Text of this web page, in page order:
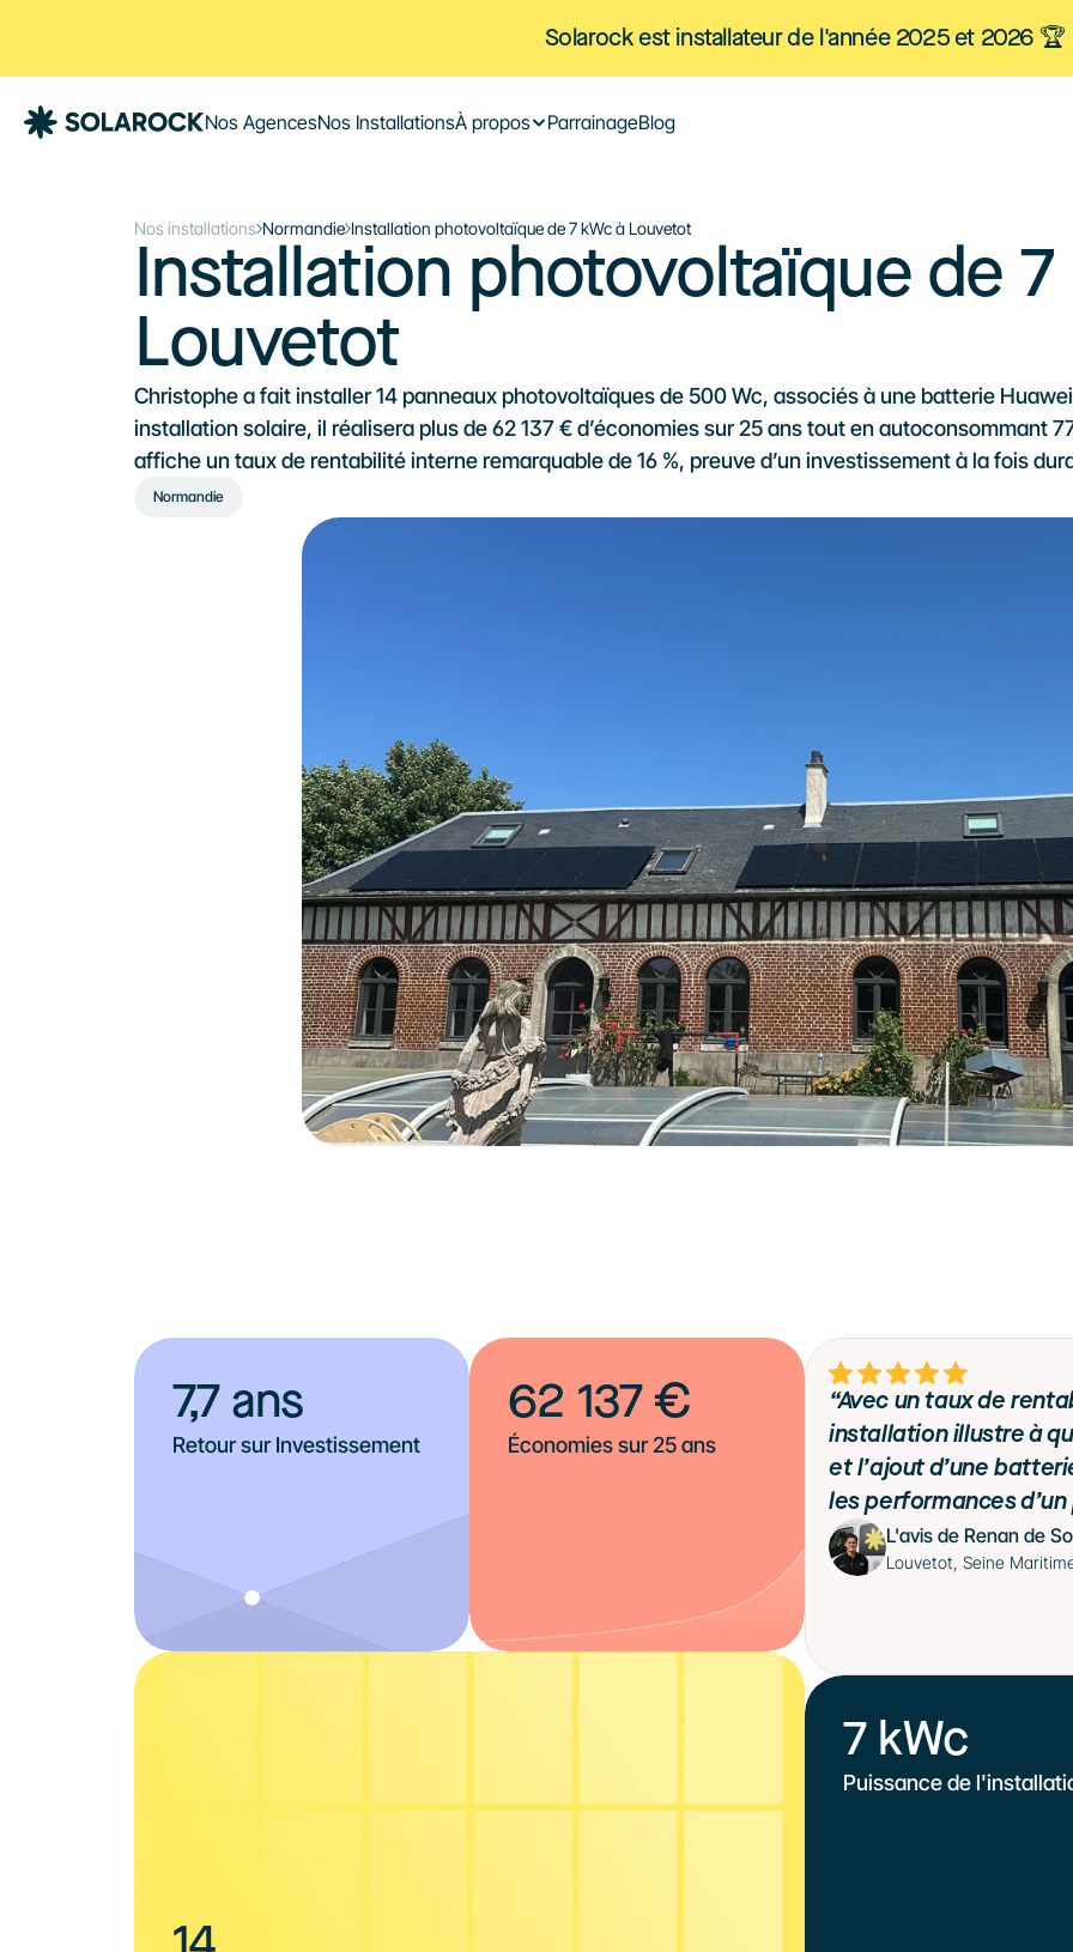
Solarock est installateur de l'année 2025 et 2026 🏆
Nos AgencesNos InstallationsÀ propos ParrainageBlog
Nos installations Normandie Installation photovoltaïque de 7 kWc à Louvetot
Installation photovoltaïque de 7
Louvetot
Christophe a fait installer 14 panneaux photovoltaïques de 500 Wc, associés à une batterie
installation solaire, il réalisera plus de 62 137 € d’économies sur 25 ans tout en autoconsommant
affiche un taux de rentabilité interne remarquable de 16 %, preuve d’un investissement à la fois
Normandie
7,7 ans
Retour sur Investissement
62 137 €
Économies sur 25 ans
“Avec un taux de
installation illustre à
et l’ajout d’une
les performances
L'avis de Renan de
Louvetot, Seine
7 kWc
Puissance de